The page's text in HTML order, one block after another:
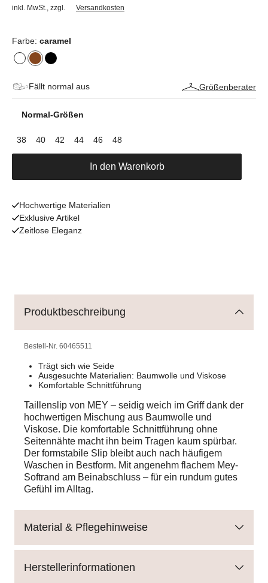
inkl. MwSt. zzgl. Versandkosten
Farbe: caramel
Fällt normal aus Größenberater
Normal-Größen
38 40 42 44 46 48
In den Warenkorb
Hochwertige Materialien
Exklusive Artikel
Zeitlose Eleganz
Produktbeschreibung
Bestell-Nr. 60465511
Trägt sich wie Seide
Ausgesuchte Materialien: Baumwolle und Viskose
Komfortable Schnittführung
Taillenslip von MEY – seidig weich im Griff dank der
hochwertigen Mischung aus Baumwolle und
Viskose. Die komfortable Schnittführung ohne
Seitennähte macht ihn beim Tragen kaum spürbar.
Der formstabile Slip bleibt auch nach häufigem
Waschen in Bestform. Mit angenehm flachem Mey-
Softrand am Beinabschluss – für ein rundum gutes
Gefühl im Alltag.
Material & Pflegehinweise
Herstellerinformationen